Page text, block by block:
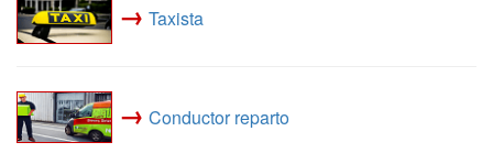
→ Taxista
→ Conductor reparto